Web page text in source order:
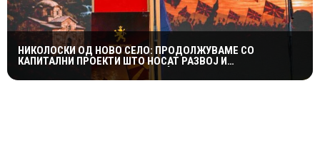
НИКОЛОСКИ ОД НОВО СЕЛО: ПРОДОЛЖУВАМЕ СО
КАПИТАЛНИ ПРОЕКТИ ШТО НОСАТ РАЗВОЈ И
ПОКВАЛИТЕТЕН ЖИВОТ ЗА ГРАЃАНИТЕ